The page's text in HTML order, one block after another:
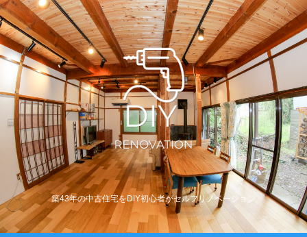
築43年の中古住宅をDIY初心者がセルフリノベーション